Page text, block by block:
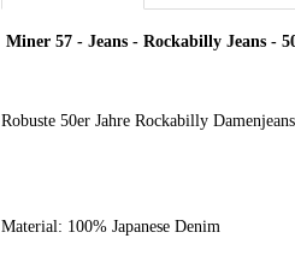
Miner 57 - Jeans - Rockabilly Jeans -
Robuste 50er Jahre Rockabilly
Material: 100% Japanese Denim